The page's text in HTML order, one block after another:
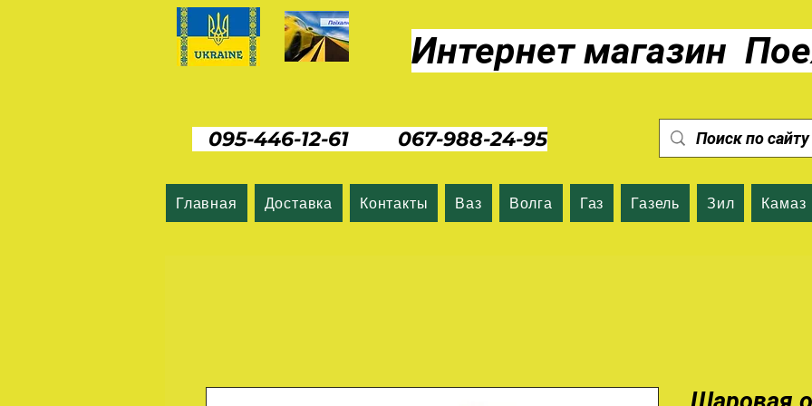
Интернет магазин
095-446-12-61 067-988-24-95
Главная Доставка Контакты Ваз Волга Газ Газель Зил Камаз